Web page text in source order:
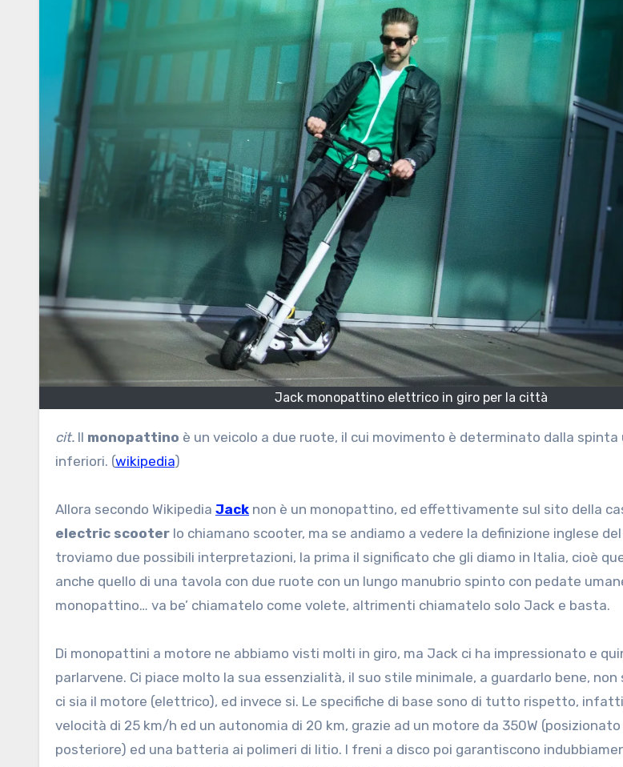
Jack monopattino elettrico in giro per la città
cit. Il monopattino è un veicolo a due ruote, il cui movimento è determinato dalla
inferiori. (wikipedia)
Allora secondo Wikipedia Jack non è un monopattino, ed effettivamente sul sito della
electric scooter lo chiamano scooter, ma se andiamo a vedere la definizione inglese
troviamo due possibili interpretazioni, la prima il significato che gli diamo in Italia, cioè
anche quello di una tavola con due ruote con un lungo manubrio spinto con pedate
monopattino… va be’ chiamatelo come volete, altrimenti chiamatelo solo Jack e basta.
Di monopattini a motore ne abbiamo visti molti in giro, ma Jack ci ha impressionato e
parlarvene. Ci piace molto la sua essenzialità, il suo stile minimale, a guardarlo bene, non
ci sia il motore (elettrico), ed invece si. Le specifiche di base sono di tutto rispetto,
velocità di 25 km/h ed un autonomia di 20 km, grazie ad un motore da 350W
posteriore) ed una batteria ai polimeri di litio. I freni a disco poi garantiscono